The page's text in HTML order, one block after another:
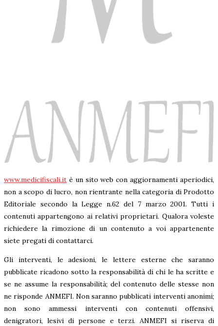
www.medicifiscali.it è un sito web con aggiornamenti aperiodici,
non a scopo di lucro, non rientrante nella categoria di Prodotto
Editoriale secondo la Legge n.62 del 7 marzo 2001. Tutti i
contenuti appartengono ai relativi proprietari. Qualora voleste
richiedere la rimozione di un contenuto a voi appartenente
siete pregati di contattarci.
Gli interventi, le adesioni, le lettere esterne che saranno
pubblicate ricadono sotto la responsabilità di chi le ha scritte e
se ne assume la responsabilità; del contenuto delle stesse non
ne risponde ANMEFI. Non saranno pubblicati interventi anonimi;
non sono ammessi interventi con contenuti offensivi,
denigratori, lesivi di persone e terzi. ANMEFI si riserva di